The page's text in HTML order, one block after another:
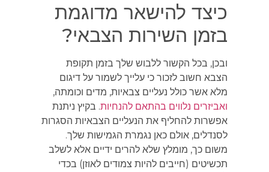
כיצד להישאר מדוגמת
בזמן השירות הצבאי?
ובכן, בכל הקשור ללבוש שלך בזמן תקופת
הצבא חשוב לזכור כי עלייך לשמור על דיגום
מלא אשר כולל נעליים צבאיות, מדים וכומתה,
ואביזרים נלווים בהתאם להנחיות. בקיץ ניתנת
אפשרות להחליף את הנעליים הצבאיות הסגרות
לסנדלים, אולם כאן נגמרת הגמישות שלך.
משום כך, מומלץ שלא להרים ידיים אלא לשלב
תכשיטים (חייבים להיות צמודים לאוזן) בכדי